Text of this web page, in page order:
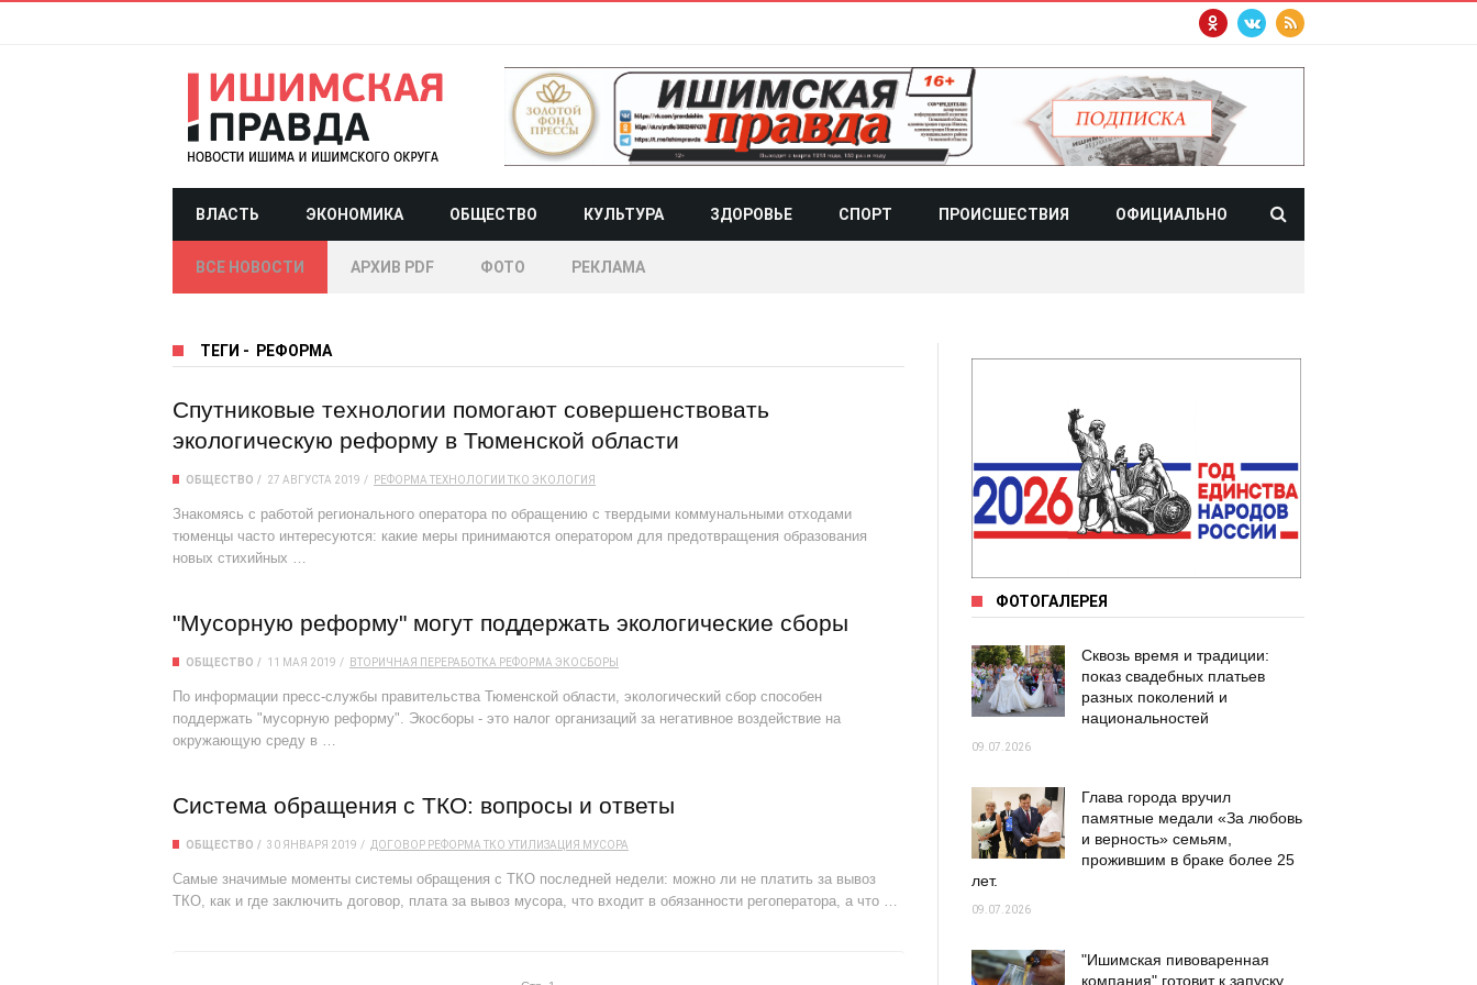
ВЛАСТЬ ЭКОНОМИКА ОБЩЕСТВО КУЛЬТУРА ЗДОРОВЬЕ СПОРТ ПРОИСШЕСТВИЯ ОФИЦИАЛЬНО
ВСЕ НОВОСТИ АРХИВ PDF ФОТО РЕКЛАМА
ТЕГИ - РЕФОРМА
Спутниковые технологии помогают совершенствовать
экологическую реформу в Тюменской области
ОБЩЕСТВО 27 АВГУСТА 2019 РЕФОРМА ТЕХНОЛОГИИ ТКО ЭКОЛОГИЯ
Знакомясь с работой регионального оператора по обращению с твердыми коммунальными отходами
тюменцы часто интересуются: какие меры принимаются оператором для предотвращения образования
новых стихийных …
"Мусорную реформу" могут поддержать экологические сборы
ОБЩЕСТВО 11 МАЯ 2019 ВТОРИЧНАЯ ПЕРЕРАБОТКА РЕФОРМА ЭКОСБОРЫ
По информации пресс-службы правительства Тюменской области, экологический сбор способен
поддержать "мусорную реформу". Экосборы - это налог организаций за негативное воздействие на
окружающую среду в …
Система обращения с ТКО: вопросы и ответы
ОБЩЕСТВО 30 ЯНВАРЯ 2019 ДОГОВОР РЕФОРМА ТКО УТИЛИЗАЦИЯ МУСОРА
Самые значимые моменты системы обращения с ТКО последней недели: можно ли не платить за вывоз
ТКО, как и где заключить договор, плата за вывоз мусора, что входит в обязанности регоператора, а что …
ФОТОГАЛЕРЕЯ
Сквозь время и традиции:
показ свадебных платьев
разных поколений и
национальностей
09.07.2026
Глава города вручил
памятные медали «За любовь
и верность» семьям,
прожившим в браке более 25
лет.
09.07.2026
"Ишимская пивоваренная
компания" готовит к запуску